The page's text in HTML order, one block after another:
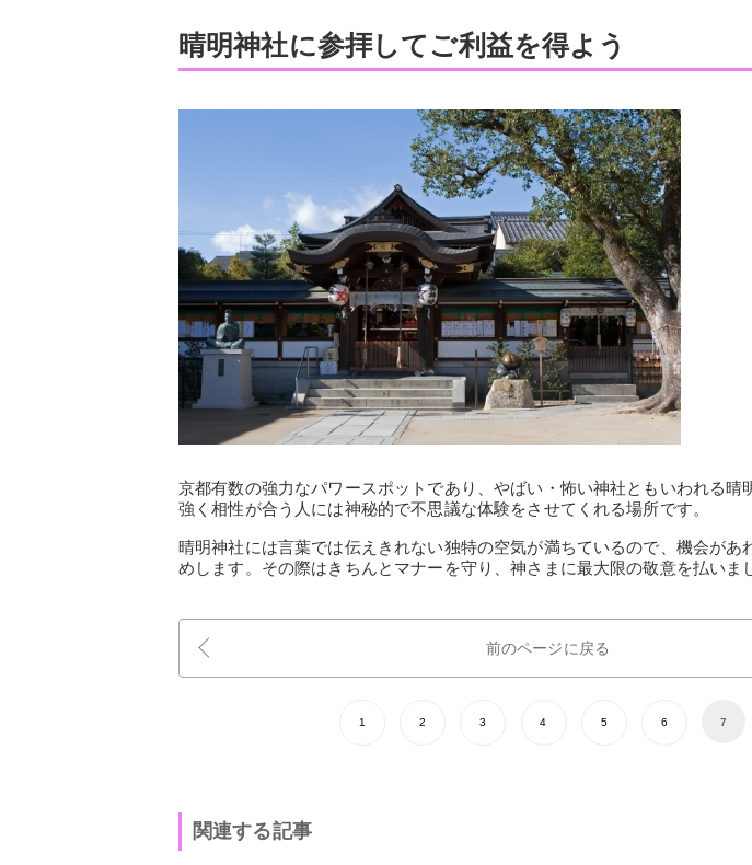
晴明神社に参拝してご利益を得よう
京都有数の強力なパワースポットであり、やばい・怖い神社ともいわれる晴
強く相性が合う人には神秘的で不思議な体験をさせてくれる場所です。
晴明神社には言葉では伝えきれない独特の空気が満ちているので、機会があ
めします。その際はきちんとマナーを守り、神さまに最大限の敬意を払いま
前のページに戻る
1 2 3 4 5 6 7
関連する記事